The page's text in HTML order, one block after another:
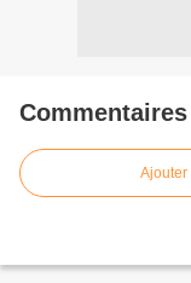
Commentaires
Ajouter